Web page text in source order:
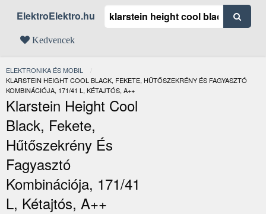
ElektroElektro.hu
Kedvencek
ELEKTRONIKA ÉS MOBIL
JELENLEGI:
KLARSTEIN HEIGHT COOL BLACK, FEKETE, HŰTŐSZEKRÉNY ÉS FAGYASZTÓ
KOMBINÁCIÓJA, 171/41 L, KÉTAJTÓS, A++
Klarstein Height Cool
Black, Fekete,
Hűtőszekrény És
Fagyasztó
Kombinációja, 171/41
L, Kétajtós, A++